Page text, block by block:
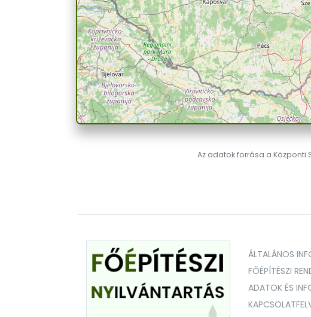
Az adatok forrása a Központi
ÁLTALÁNOS
FŐÉPÍTÉSZI
ADATOK ÉS